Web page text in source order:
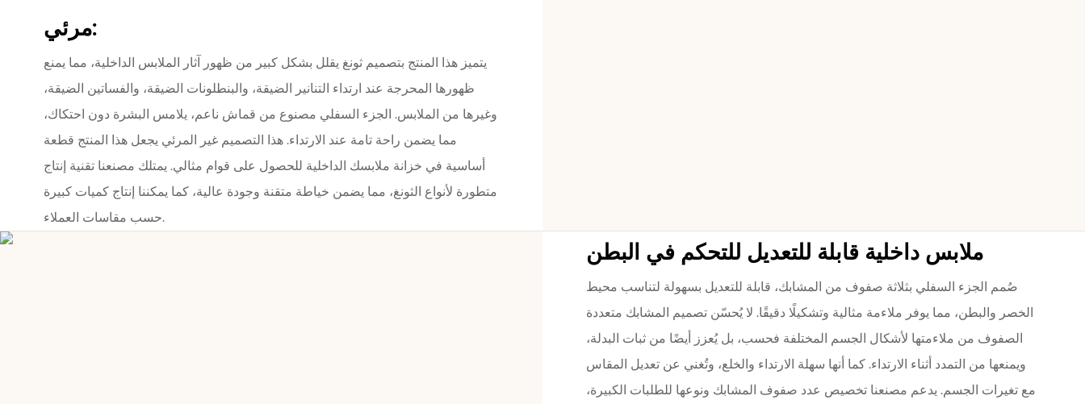
مرئي:
يتميز هذا المنتج بتصميم ثونغ يقلل بشكل كبير من ظهور آثار الملابس الداخلية، مما يمنع
ظهورها المحرجة عند ارتداء التنانير الضيقة، والبنطلونات الضيقة، والفساتين الضيقة،
وغيرها من الملابس. الجزء السفلي مصنوع من قماش ناعم، يلامس البشرة دون احتكاك،
مما يضمن راحة تامة عند الارتداء. هذا التصميم غير المرئي يجعل هذا المنتج قطعة
أساسية في خزانة ملابسك الداخلية للحصول على قوام مثالي. يمتلك مصنعنا تقنية إنتاج
متطورة لأنواع الثونغ، مما يضمن خياطة متقنة وجودة عالية، كما يمكننا إنتاج كميات كبيرة
حسب مقاسات العملاء.
ملابس داخلية قابلة للتعديل للتحكم في البطن
صُمم الجزء السفلي بثلاثة صفوف من المشابك، قابلة للتعديل بسهولة لتناسب محيط
الخصر والبطن، مما يوفر ملاءمة مثالية وتشكيلًا دقيقًا. لا يُحسّن تصميم المشابك متعددة
الصفوف من ملاءمتها لأشكال الجسم المختلفة فحسب، بل يُعزز أيضًا من ثبات البدلة،
ويمنعها من التمدد أثناء الارتداء. كما أنها سهلة الارتداء والخلع، وتُغني عن تعديل المقاس
مع تغيرات الجسم. يدعم مصنعنا تخصيص عدد صفوف المشابك ونوعها للطلبات الكبيرة،